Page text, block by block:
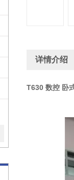
详情介绍
T630 数控 卧